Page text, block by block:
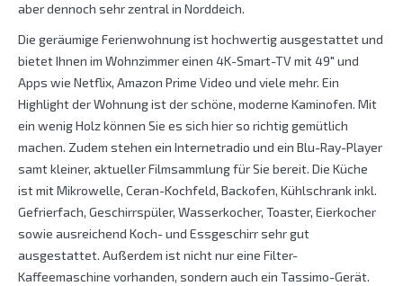
aber dennoch sehr zentral in Norddeich.
Die geräumige Ferienwohnung ist hochwertig ausgestattet und
bietet Ihnen im Wohnzimmer einen 4K-Smart-TV mit 49″ und
Apps wie Netflix, Amazon Prime Video und viele mehr. Ein
Highlight der Wohnung ist der schöne, moderne Kaminofen. Mit
ein wenig Holz können Sie es sich hier so richtig gemütlich
machen. Zudem stehen ein Internetradio und ein Blu-Ray-Player
samt kleiner, aktueller Filmsammlung für Sie bereit. Die Küche
ist mit Mikrowelle, Ceran-Kochfeld, Backofen, Kühlschrank inkl.
Gefrierfach, Geschirrspüler, Wasserkocher, Toaster, Eierkocher
sowie ausreichend Koch- und Essgeschirr sehr gut
ausgestattet. Außerdem ist nicht nur eine Filter-
Kaffeemaschine vorhanden, sondern auch ein Tassimo-Gerät.